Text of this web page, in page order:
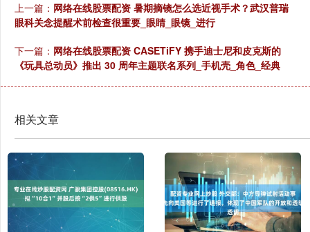
上一篇： 网络在线股票配资 暑期摘镜怎么选近视手术？武汉普瑞
眼科关念提醒术前检查很重要_眼睛_眼镜_进行
下一篇： 网络在线股票配资 CASETiFY 携手迪士尼和皮克斯的
《玩具总动员》推出 30 周年主题联名系列_手机壳_角色_经典
相关文章